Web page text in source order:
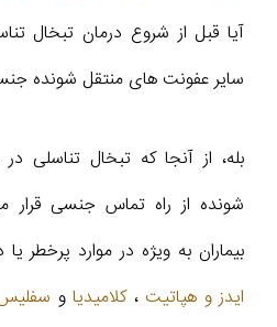
آیا قبل از شروع درمان تبخال
سایر عفونت های منتقل شونده
بله، از آنجا که تبخال تناسلی
شونده از راه تماس جنسی
بیماران به ویژه در موارد پرخطر
ایدز و هپاتیت ،کلامیدیا و